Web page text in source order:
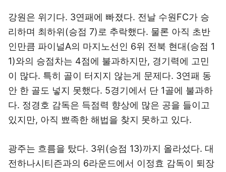
강원은 위기다. 3연패에 빠졌다. 전날 수원FC가 승
리하며 최하위(승점 7)로 추락했다. 물론 아직 초반
인만큼 파이널A의 마지노선인 6위 전북 현대(승점 1
1)와의 승점차는 4점에 불과하지만, 경기력에 고민
이 많다. 특히 골이 터지지 않는게 문제다. 3연패 동
안 한 골도 넣지 못했다. 5경기에서 단 1골에 불과하
다. 정경호 감독은 득점력 향상에 많은 공을 들이고
있지만, 아직 뾰족한 해법을 찾지 못하고 있다.
광주는 흐름을 탔다. 3위(승점 13)까지 올라섰다. 대
전하나시티즌과의 6라운드에서 이정효 감독이 퇴장